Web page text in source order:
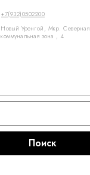
+7(932)0502200
Новый Уренгой, Мкр. Северная
коммунальная зона , 4
Поиск